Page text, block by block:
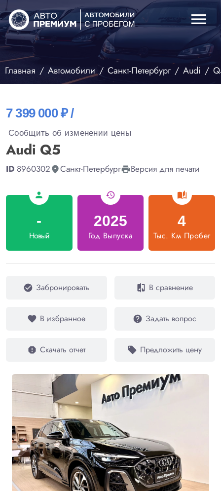
menu
Главная Автомобили Санкт-Петербург Audi
7 399 000 ₽ /
Сообщить об изменении цены
Audi Q5
ID 8960302 fmd_goodСанкт-ПетербургprintВерсия для печати
person
-
Новый
history
2025
Год Выпуска
auto_stories
4
Тыс. Км Пробег
check_circle Забронировать compare В сравнение
favorite В избранное help Задать вопрос
report Скачать отчет local_offer Предложить цену